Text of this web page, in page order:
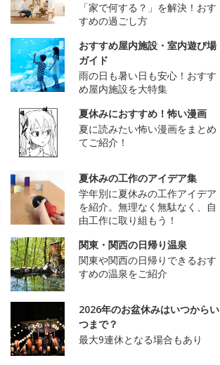
「家で何する？」を解決！おす
すめの過ごし方
おすすめ屋内施設・室内遊び場
ガイド
雨の日も暑い日も安心！おすす
め屋内施設を大特集
夏休みにおすすめ！怖い漫画
夏に読みたい怖い漫画をまとめ
てご紹介！
夏休みの工作のアイデア集
学年別に夏休みの工作アイデア
を紹介。無理なく無駄なく、自
由工作に取り組もう！
関東・関西の日帰り温泉
関東や関西の日帰りできるおす
すめの温泉をご紹介
2026年のお盆休みはいつからい
つまで？
最大9連休となる場合もあり